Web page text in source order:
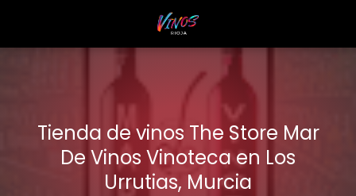
Tienda de vinos The Store Mar
De Vinos Vinoteca en Los
Urrutias, Murcia